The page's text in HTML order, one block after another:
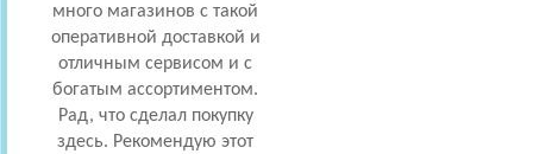
много магазинов с такой
оперативной доставкой и
отличным сервисом и с
богатым ассортиментом.
Рад, что сделал покупку
здесь. Рекомендую этот